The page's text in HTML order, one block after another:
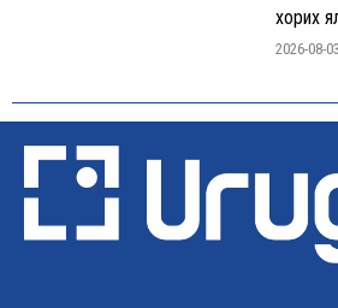
хорих
2026-08-03